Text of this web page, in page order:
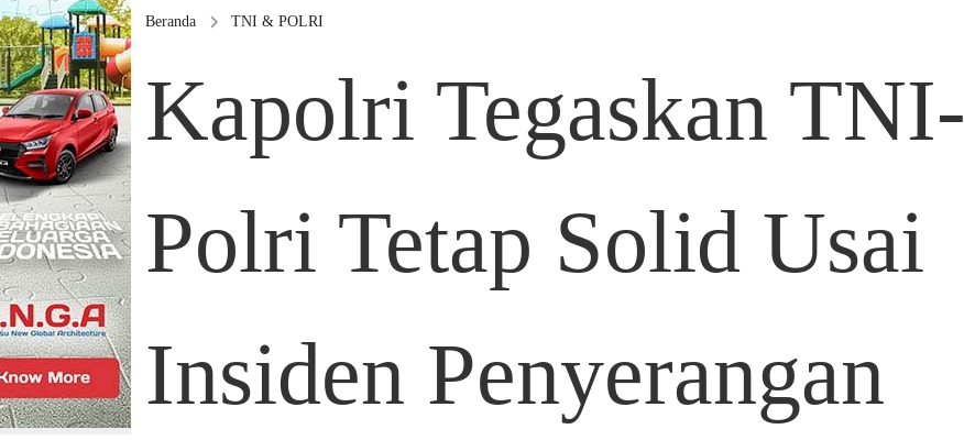
Beranda TNI & POLRI
Kapolri Tegaskan TNI-
Polri Tetap Solid Usai
Insiden Penyerangan